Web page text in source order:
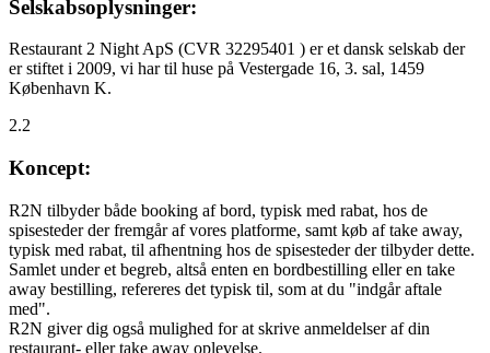
Selskabsoplysninger:
Restaurant 2 Night ApS (CVR 32295401 ) er et dansk selskab der
er stiftet i 2009, vi har til huse på Vestergade 16, 3. sal, 1459
København K.
2.2
Koncept:
R2N tilbyder både booking af bord, typisk med rabat, hos de
spisesteder der fremgår af vores platforme, samt køb af take away,
typisk med rabat, til afhentning hos de spisesteder der tilbyder dette.
Samlet under et begreb, altså enten en bordbestilling eller en take
away bestilling, refereres det typisk til, som at du "indgår aftale
med".
R2N giver dig også mulighed for at skrive anmeldelser af din
restaurant- eller take away oplevelse.